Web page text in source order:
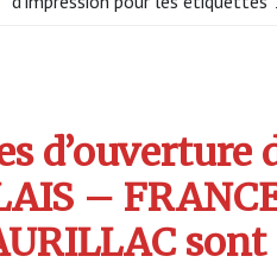
d’ouverture
–
sont